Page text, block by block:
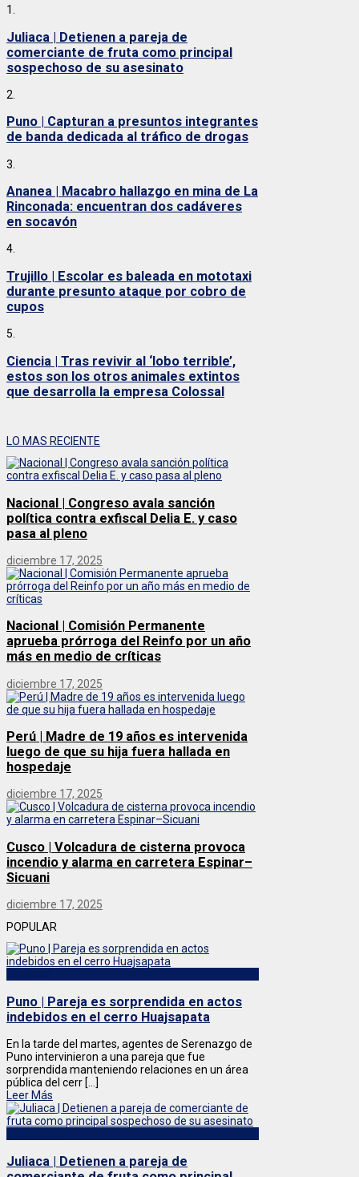
1.
Juliaca | Detienen a pareja de
comerciante de fruta como principal
sospechoso de su asesinato
2.
Puno | Capturan a presuntos integrantes
de banda dedicada al tráfico de drogas
3.
Ananea | Macabro hallazgo en mina de La
Rinconada: encuentran dos cadáveres
en socavón
4.
Trujillo | Escolar es baleada en mototaxi
durante presunto ataque por cobro de
cupos
5.
Ciencia | Tras revivir al ‘lobo terrible’,
estos son los otros animales extintos
que desarrolla la empresa Colossal
LO MAS RECIENTE
Nacional | Congreso avala sanción
política contra exfiscal Delia E. y caso
pasa al pleno
diciembre 17, 2025
Nacional | Comisión Permanente
aprueba prórroga del Reinfo por un año
más en medio de críticas
diciembre 17, 2025
Perú | Madre de 19 años es intervenida
luego de que su hija fuera hallada en
hospedaje
diciembre 17, 2025
Cusco | Volcadura de cisterna provoca
incendio y alarma en carretera Espinar–
Sicuani
diciembre 17, 2025
POPULAR
Puno | Pareja es sorprendida en actos
indebidos en el cerro Huajsapata
En la tarde del martes, agentes de Serenazgo de
Puno intervinieron a una pareja que fue
sorprendida manteniendo relaciones en un área
pública del cerr [...]
Leer Más
Juliaca | Detienen a pareja de